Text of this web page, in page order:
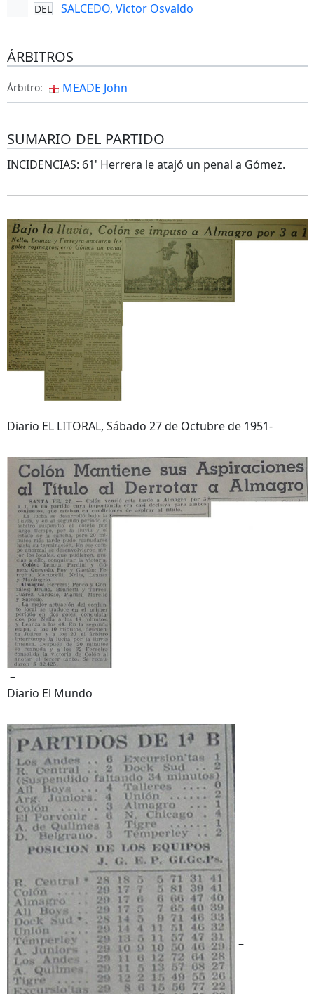
DEL SALCEDO, Victor Osvaldo
ÁRBITROS
Árbitro: MEADE John
SUMARIO DEL PARTIDO
INCIDENCIAS: 61' Herrera le atajó un penal a Gómez.
Diario EL LITORAL, Sábado 27 de Octubre de 1951-
–
Diario El Mundo
–